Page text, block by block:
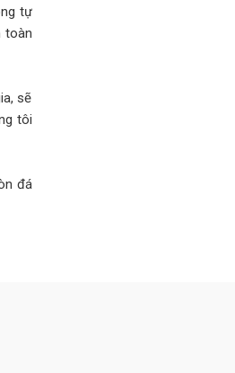
tự
toàn
sẽ
tôi
đá